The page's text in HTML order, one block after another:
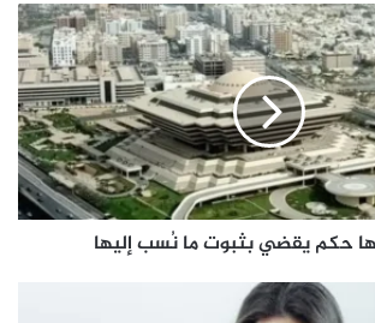
حكم يقضي بثبوت ما نُسب إليها